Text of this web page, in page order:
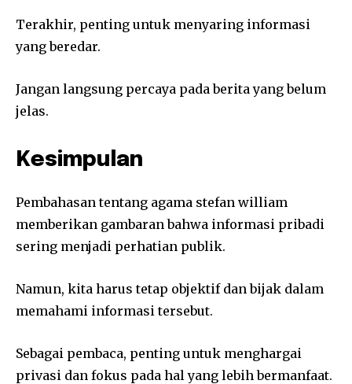
Terakhir, penting untuk menyaring informasi
yang beredar.
Jangan langsung percaya pada berita yang belum
jelas.
Kesimpulan
Pembahasan tentang agama stefan william
memberikan gambaran bahwa informasi pribadi
sering menjadi perhatian publik.
Namun, kita harus tetap objektif dan bijak dalam
memahami informasi tersebut.
Sebagai pembaca, penting untuk menghargai
privasi dan fokus pada hal yang lebih bermanfaat.